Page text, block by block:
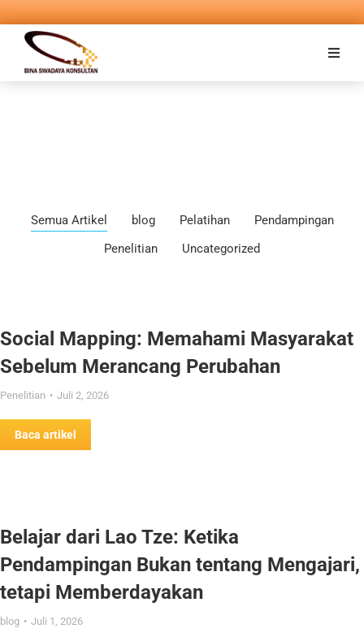
Semua Artikel blog Pelatihan
Pendampingan
Penelitian
Uncategorized
Social Mapping: Memahami Masyarakat
Sebelum Merancang Perubahan
Penelitian Juli 2, 2026
Baca artikel
Belajar dari Lao Tze: Ketika
Pendampingan Bukan tentang Mengajari,
tetapi Memberdayakan
blog Juli 1, 2026